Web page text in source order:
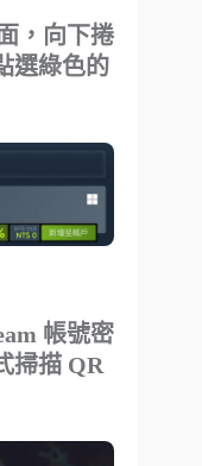
，向下捲
選綠色的
帳號密
掃描 QR